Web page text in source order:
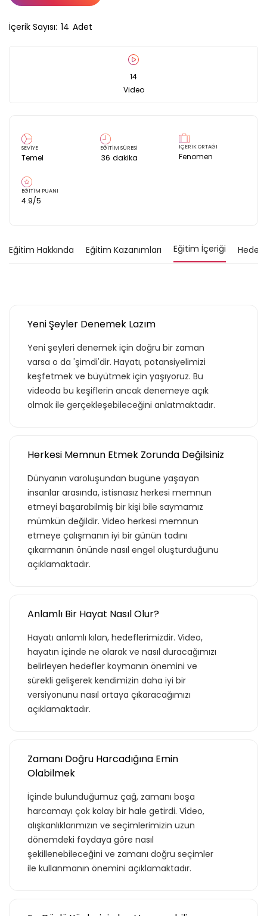
İçerik Sayısı: 14 Adet
14
Video
SEVİYE
Temel
EĞİTİM SÜRESİ
36 dakika
İÇERİK ORTAĞI
Fenomen
EĞİTİM PUANI
4.9/5
Eğitim Hakkında Eğitim Kazanımları Eğitim İçeriği Hedef
Yeni Şeyler Denemek Lazım
Yeni şeyleri denemek için doğru bir zaman
varsa o da 'şimdi'dir. Hayatı, potansiyelimizi
keşfetmek ve büyütmek için yaşıyoruz. Bu
videoda bu keşiflerin ancak denemeye açık
olmak ile gerçekleşebileceğini anlatmaktadır.
Herkesi Memnun Etmek Zorunda Değilsiniz
Dünyanın varoluşundan bugüne yaşayan
insanlar arasında, istisnasız herkesi memnun
etmeyi başarabilmiş bir kişi bile saymamız
mümkün değildir. Video herkesi memnun
etmeye çalışmanın iyi bir günün tadını
çıkarmanın önünde nasıl engel oluşturduğunu
açıklamaktadır.
Anlamlı Bir Hayat Nasıl Olur?
Hayatı anlamlı kılan, hedeflerimizdir. Video,
hayatın içinde ne olarak ve nasıl duracağımızı
belirleyen hedefler koymanın önemini ve
sürekli gelişerek kendimizin daha iyi bir
versiyonunu nasıl ortaya çıkaracağımızı
açıklamaktadır.
Zamanı Doğru Harcadığına Emin
Olabilmek
İçinde bulunduğumuz çağ, zamanı boşa
harcamayı çok kolay bir hale getirdi. Video,
alışkanlıklarımızın ve seçimlerimizin uzun
dönemdeki faydaya göre nasıl
şekillenebileceğini ve zamanı doğru seçimler
ile kullanmanın önemini açıklamaktadır.